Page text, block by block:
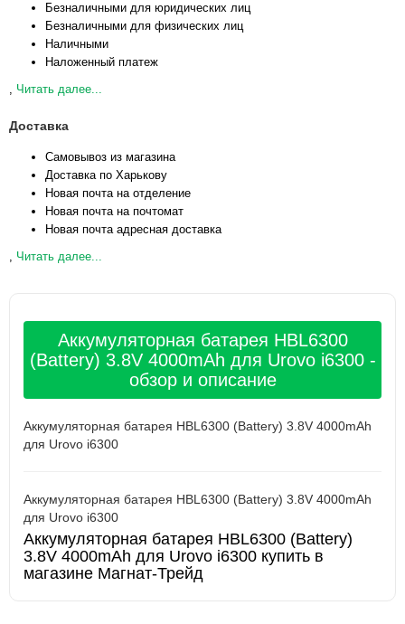
Безналичными для юридических лиц
Безналичными для физических лиц
Наличными
Наложенный платеж
, Читать далее...
Доставка
Самовывоз из магазина
Доставка по Харькову
Новая почта на отделение
Новая почта на почтомат
Новая почта адресная доставка
, Читать далее...
Аккумуляторная батарея HBL6300
(Battery) 3.8V 4000mAh для Urovo i6300 -
обзор и описание
Аккумуляторная батарея HBL6300 (Battery) 3.8V 4000mAh
для Urovo i6300
Аккумуляторная батарея HBL6300 (Battery) 3.8V 4000mAh
для Urovo i6300
Аккумуляторная батарея HBL6300 (Battery)
3.8V 4000mAh для Urovo i6300 купить в
магазине Магнат-Трейд